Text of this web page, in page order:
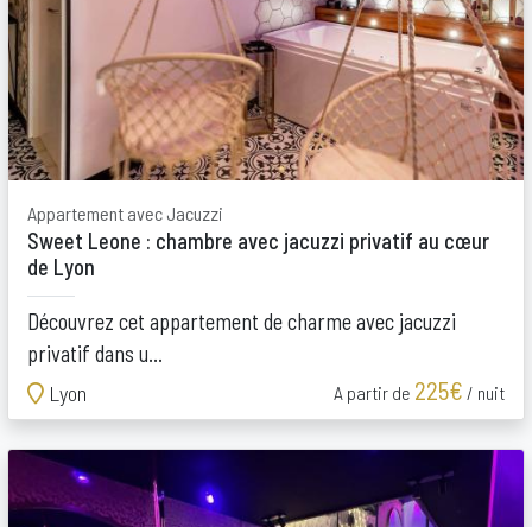
Appartement avec Jacuzzi
Sweet Leone : chambre avec jacuzzi privatif au cœur
de Lyon
Découvrez cet appartement de charme avec jacuzzi
privatif dans u...
Lyon
A partir de 225€ / nuit